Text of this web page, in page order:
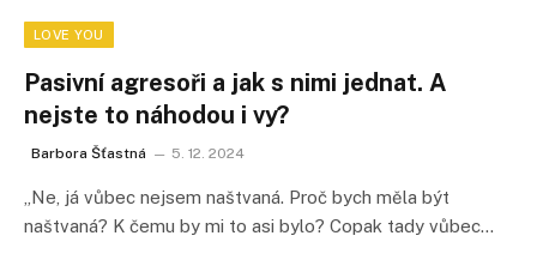
LOVE YOU
Pasivní agresoři a jak s nimi jednat. A
nejste to náhodou i vy?
Barbora Šťastná 5. 12. 2024
„Ne, já vůbec nejsem naštvaná. Proč bych měla být
naštvaná? K čemu by mi to asi bylo? Copak tady vůbec…